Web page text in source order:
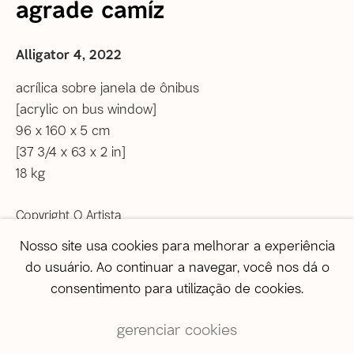
correio@agentilcarioca.com.br
WhatsApp +55 21 985608524
São Paulo
Travessa Dona Paula, 108 | Higienópolis
01239-050 | São Paulo (SP) | Brasil
Tel: +55 11 3231 0054
De segunda a sexta, das 10h às 19h
Sábado, das 11h às 17h
Vendas
WhatsApp +55 11 964174050
Nosso site usa cookies para melhorar a experiência
do usuário. Ao continuar a navegar, você nos dá o
consentimento para utilização de cookies.
gerenciar cookies
agrade camíz
Alligator 4, 2022
acrílica sobre janela de ônibus
[acrylic on bus window]
96 x 160 x 5 cm
[37 3/4 x 63 x 2 in]
18 kg
Copyright O Artista
enquire
(View a larger image of thumbnail 1 )
, currently selected.
, currently selected.
, currently selected.(View a larger image of thumbnail 2 )
(View a larger image of thumbnail 3 )
(View a larger image of